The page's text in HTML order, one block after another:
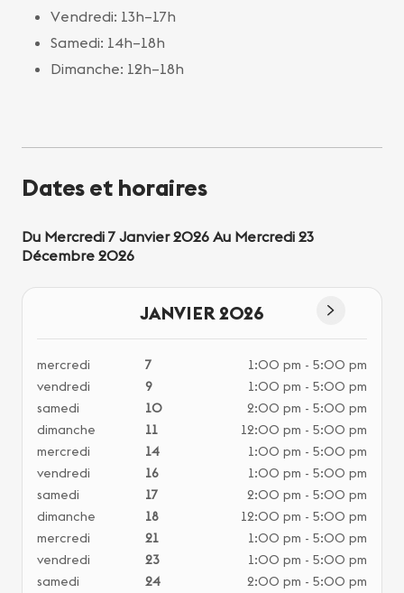
Vendredi: 13h–17h
Samedi: 14h–18h
Dimanche: 12h–18h
Dates et horaires
Du Mercredi 7 Janvier 2026 Au Mercredi 23
Décembre 2026
JANVIER 2026
mercredi 7
1:00 pm - 5:00 pm
vendredi
9
1:00 pm - 5:00 pm
samedi
10
2:00 pm - 5:00 pm
dimanche
11
12:00 pm - 5:00 pm
mercredi
14
1:00 pm - 5:00 pm
vendredi
16
1:00 pm - 5:00 pm
samedi
17
2:00 pm - 5:00 pm
dimanche
18
12:00 pm - 5:00 pm
mercredi
21
1:00 pm - 5:00 pm
vendredi
23
1:00 pm - 5:00 pm
samedi
24 2:00 pm - 5:00 pm